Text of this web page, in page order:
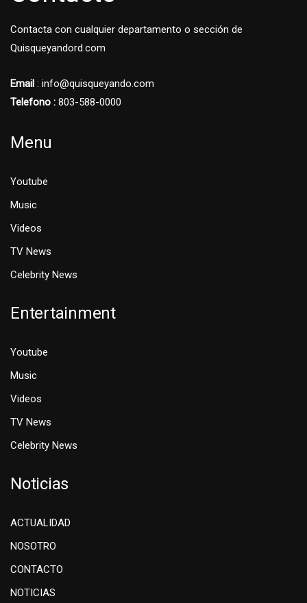
Contacta con cualquier departamento o sección de
Quisqueyandord.com
Email : info@quisqueyando.com
Telefono : 803-588-0000
Menu
Youtube
Music
Videos
TV News
Celebrity News
Entertainment
Youtube
Music
Videos
TV News
Celebrity News
Noticias
ACTUALIDAD
NOSOTRO
CONTACTO
NOTICIAS